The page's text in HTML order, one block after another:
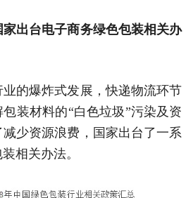
出台电子商务绿色包装相关办
的爆炸式发展，快递物流环节
装材料的“白色垃圾”污染及资
少资源浪费，国家出台了一系
相关办法。